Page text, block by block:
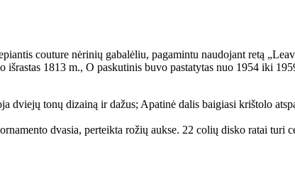
couture nėrinių gabalėliu, pagamintu naudojant retą
1813 m., O paskutinis buvo pastatytas nuo 1954 iki
dviejų tonų dizainą ir dažus; Apatinė dalis baigiasi krištolo
dvasia, perteikta rožių aukse. 22 colių disko ratai turi